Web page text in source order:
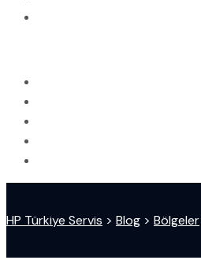
HP Türkiye Servis > Blog > Bölgeler